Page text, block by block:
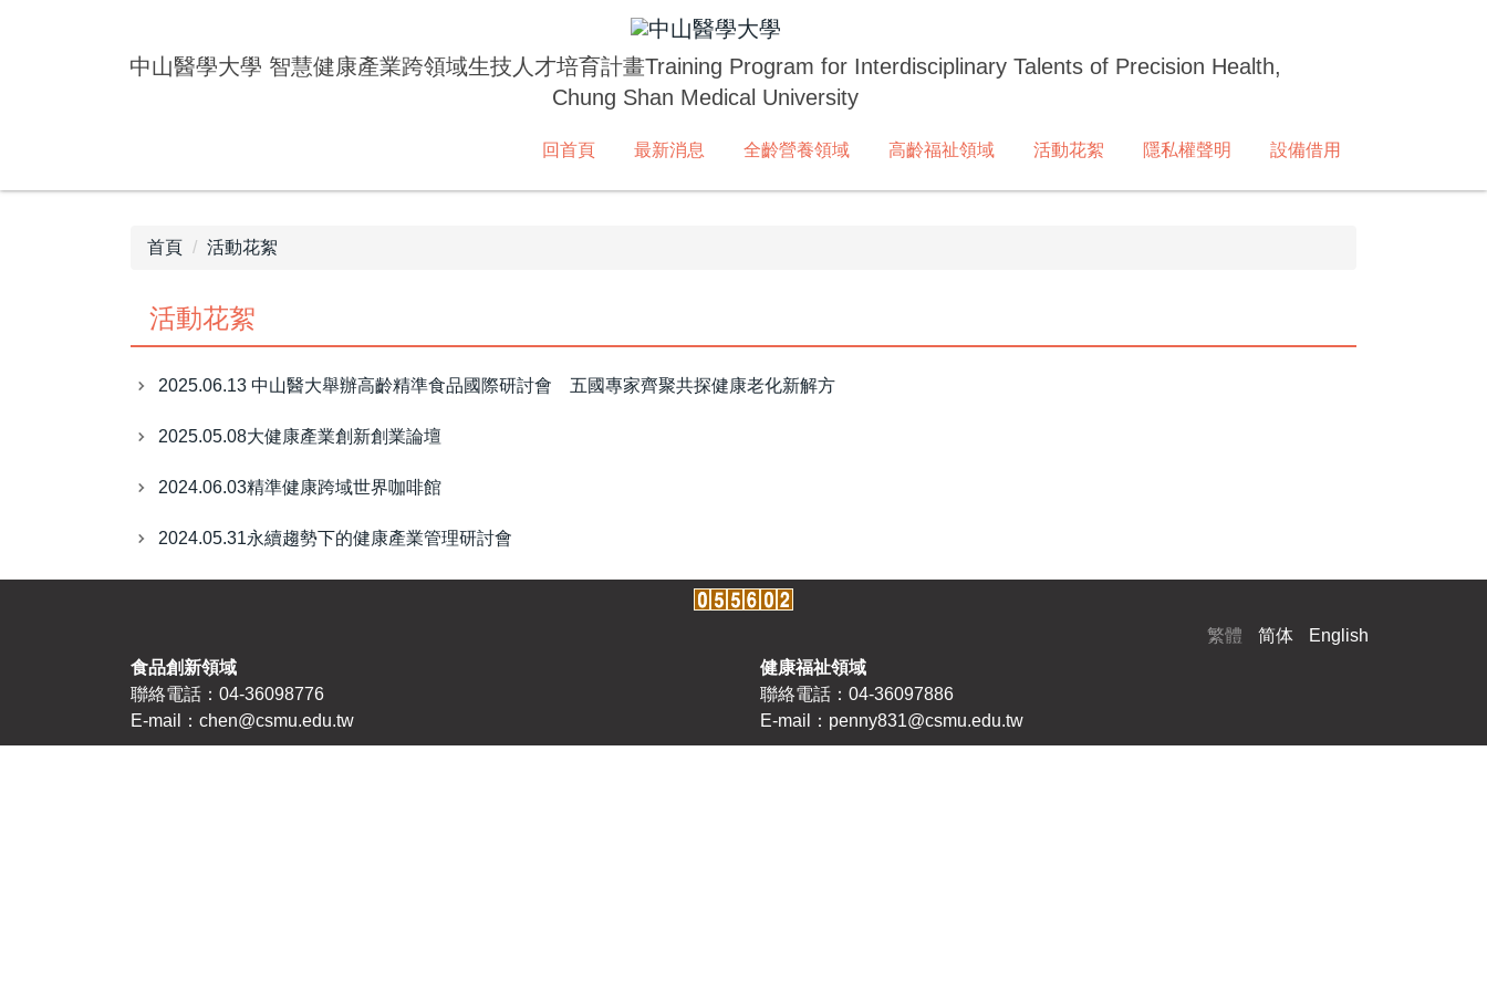
中山醫學大學 智慧健康產業跨領域生技人才培育計畫Training Program for Interdisciplinary Talents of Precision Health,
Chung Shan Medical University
回首頁 最新消息 全齡營養領域 高齡福祉領域 活動花絮 隱私權聲明 設備借用
首頁 活動花絮
活動花絮
2025.06.13 中山醫大舉辦高齡精準食品國際研討會 五國專家齊聚共探健康老化新解方
2025.05.08大健康產業創新創業論壇
2024.06.03精準健康跨域世界咖啡館
2024.05.31永續趨勢下的健康產業管理研討會
繁體 简体
English
食品創新領域
聯絡電話：04-36098776
E-mail：chen@csmu.edu.tw
健康福祉領域
聯絡電話：04-36097886
E-mail：penny831@csmu.edu.tw